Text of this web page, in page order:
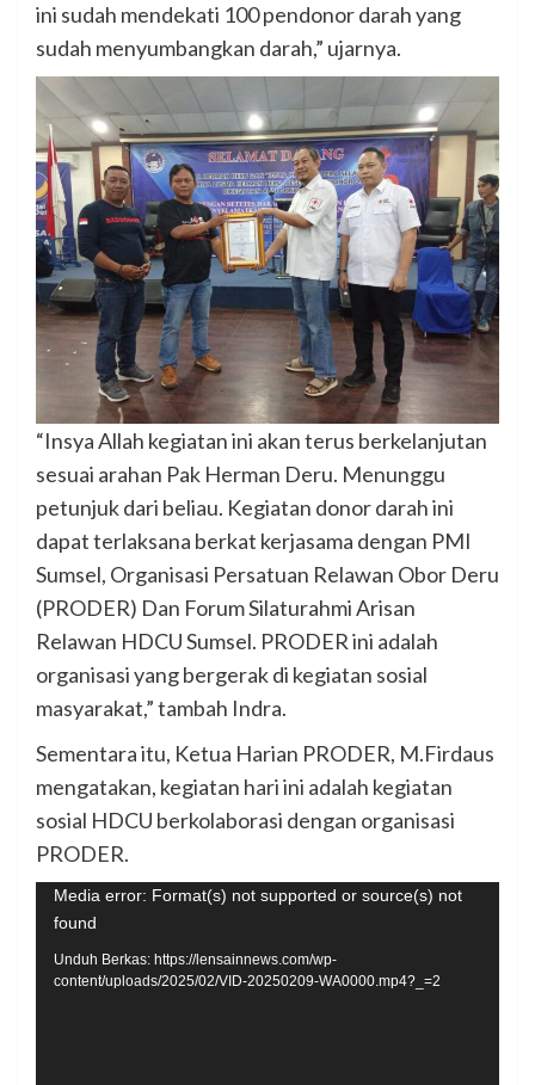
ini sudah mendekati 100 pendonor darah yang
sudah menyumbangkan darah,” ujarnya.
“Insya Allah kegiatan ini akan terus berkelanjutan
sesuai arahan Pak Herman Deru. Menunggu
petunjuk dari beliau. Kegiatan donor darah ini
dapat terlaksana berkat kerjasama dengan PMI
Sumsel, Organisasi Persatuan Relawan Obor Deru
(PRODER) Dan Forum Silaturahmi Arisan
Relawan HDCU Sumsel. PRODER ini adalah
organisasi yang bergerak di kegiatan sosial
masyarakat,” tambah Indra.
Sementara itu, Ketua Harian PRODER, M.Firdaus
mengatakan, kegiatan hari ini adalah kegiatan
sosial HDCU berkolaborasi dengan organisasi
PRODER.
Pemutar
Video
Media error: Format(s) not supported or source(s) not
found
Unduh Berkas: https://lensainnews.com/wp-
content/uploads/2025/02/VID-20250209-WA0000.mp4?_=2